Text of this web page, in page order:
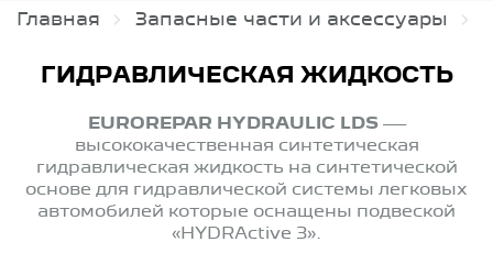
Главная Запасные части и аксессуары
ГИДРАВЛИЧЕСКАЯ ЖИДКОСТЬ
EUROREPAR HYDRAULIC LDS—
высококачественная синтетическая
гидравлическая жидкость на синтетической
основе для гидравлической системы легковых
автомобилей которые оснащены подвеской
«HYDRActive 3».